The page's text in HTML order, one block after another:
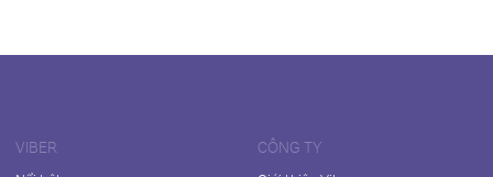
VIBER CÔNG TY